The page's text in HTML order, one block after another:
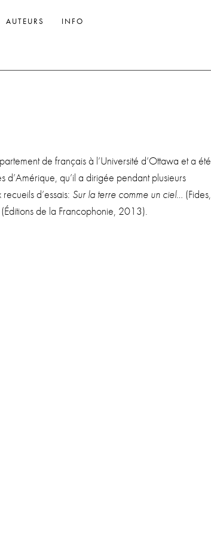
AUTEURS INFO
de français à l’Université d’Ottawa et a été
d’Amérique, qu’il a dirigée pendant plusieurs
d’essais: Sur la terre comme un ciel… (Fides,
(Éditions de la Francophonie, 2013).